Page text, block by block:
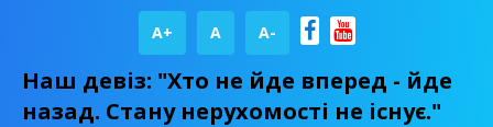
A+ А A-
Наш девіз: "Хто не йде вперед - йде
назад. Стану нерухомості не існує."